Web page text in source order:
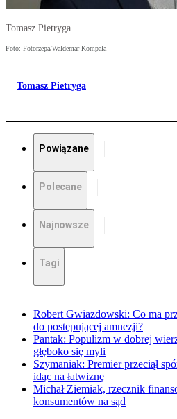
Tomasz Pietryga
Foto: Fotorzepa/Waldemar Kompała
Tomasz Pietryga
Powiązane
Polecane
Najnowsze
Tagi
Robert Gwiazdowski: Co ma
do postępującej amnezji?
Pantak: Populizm w dobrej
głęboko się myli
Szymaniak: Premier przeciął
idąc na łatwiznę
Michał Ziemiak, rzecznik
konsumentów na sąd